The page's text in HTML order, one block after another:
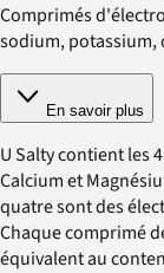
Comprimés
sodium, potassium,
En savoir plus
U Salty contient les
Calcium et
quatre sont des
Chaque comprimé
équivalent au